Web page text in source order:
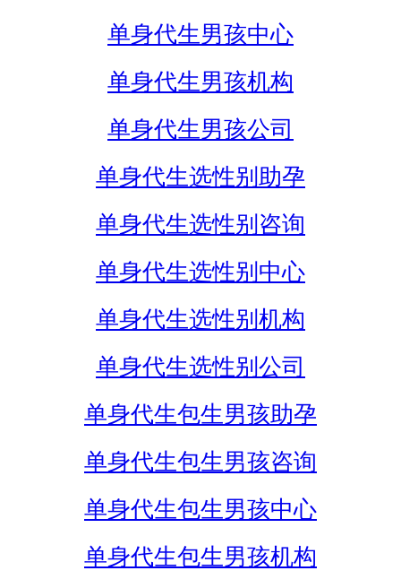
单身代生男孩中心
单身代生男孩机构
单身代生男孩公司
单身代生选性别助孕
单身代生选性别咨询
单身代生选性别中心
单身代生选性别机构
单身代生选性别公司
单身代生包生男孩助孕
单身代生包生男孩咨询
单身代生包生男孩中心
单身代生包生男孩机构